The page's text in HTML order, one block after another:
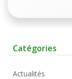
Catégories
Actualités